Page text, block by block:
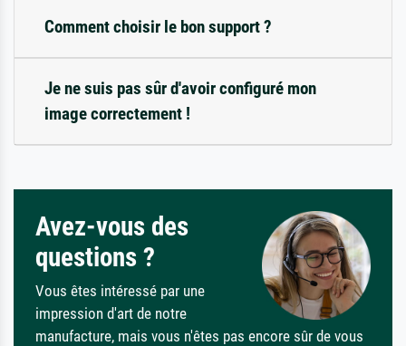
Comment choisir le bon support ?
Je ne suis pas sûr d'avoir configuré mon
image correctement !
Avez-vous des
questions ?
Vous êtes intéressé par une
impression d'art de notre
manufacture, mais vous n'êtes pas encore sûr de vous